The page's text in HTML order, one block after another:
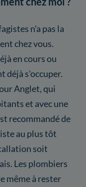
n'a pas la
chez vous.
en cours ou
déjà s'occuper.
Anglet, qui
et avec une
recommandé de
au plus tôt
soit
Les plombiers
même à rester